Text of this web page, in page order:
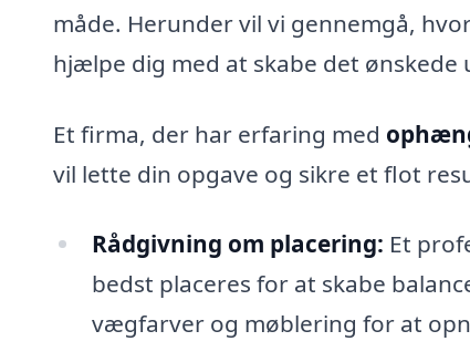
måde. Herunder vil vi gennemgå,
hjælpe dig med at skabe det ønskede
Et firma, der har erfaring med
vil lette din opgave og sikre et flot
Rådgivning om placering: Et
bedst placeres for at skabe
vægfarver og møblering for at